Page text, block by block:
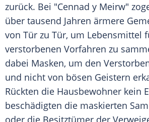
zurück. Bei "Cennad y Meirw"
über tausend Jahren ärmere
von Tür zu Tür, um Lebensmittel
verstorbenen Vorfahren zu
dabei Masken, um den
und nicht von bösen Geistern
Rückten die Hausbewohner kein
beschädigten die maskierten